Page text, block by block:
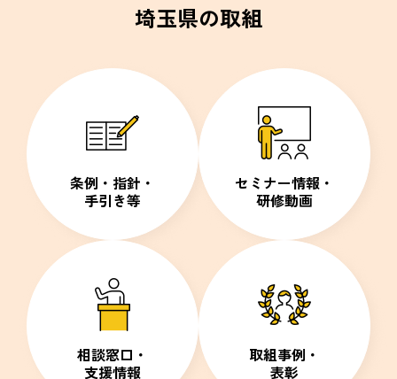
埼玉県の取組
条例・指針・
手引き等
セミナー情報・
研修動画
相談窓口・
支援情報
取組事例・
表彰